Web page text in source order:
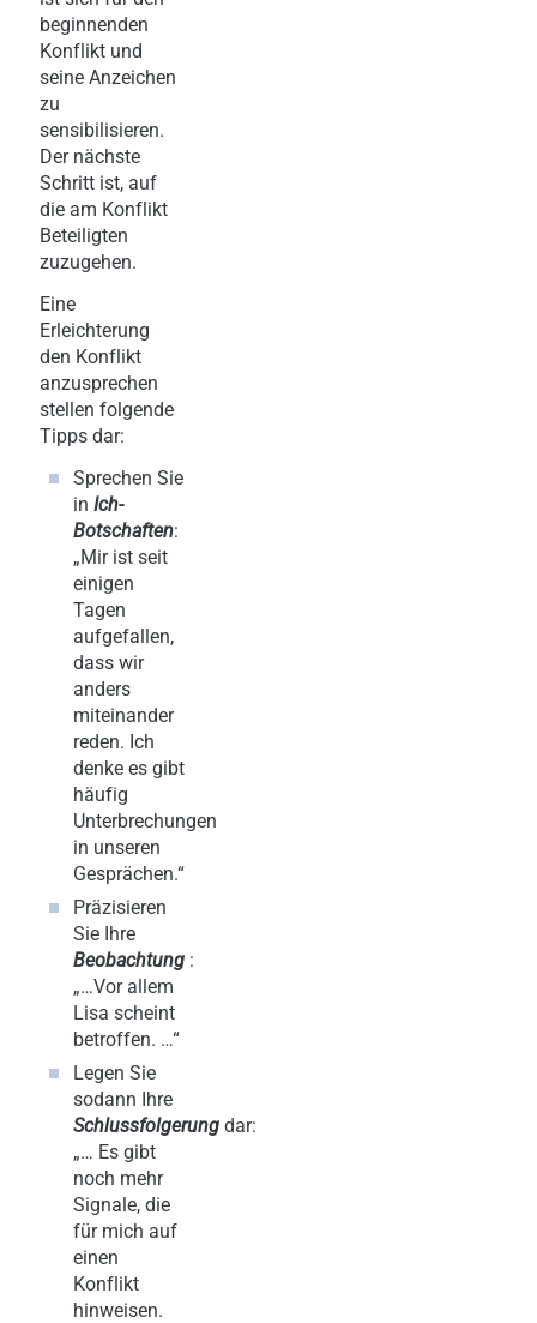
beginnenden
Konflikt und
seine Anzeichen
zu
sensibilisieren.
Der nächste
Schritt ist, auf
die am Konflikt
Beteiligten
zuzugehen.
Eine
Erleichterung
den Konflikt
anzusprechen
stellen folgende
Tipps dar:
Sprechen Sie
in Ich-
Botschaften:
„Mir ist seit
einigen
Tagen
aufgefallen,
dass wir
anders
miteinander
reden. Ich
denke es gibt
häufig
Unterbrechungen
in unseren
Gesprächen.“
Präzisieren
Sie Ihre
Beobachtung :
„…Vor allem
Lisa scheint
betroffen. …“
Legen Sie
sodann Ihre
Schlussfolgerung dar:
„… Es gibt
noch mehr
Signale, die
für mich auf
einen
Konflikt
hinweisen.